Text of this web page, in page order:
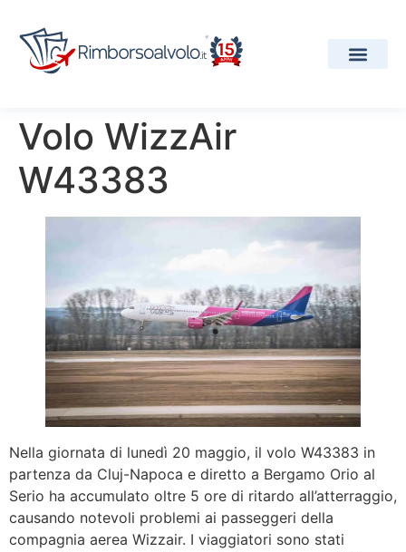
Volo WizzAir
W43383
Nella giornata di lunedì 20 maggio, il volo W43383 in
partenza da Cluj-Napoca e diretto a Bergamo Orio al
Serio ha accumulato oltre 5 ore di ritardo all’atterraggio,
causando notevoli problemi ai passeggeri della
compagnia aerea Wizzair. I viaggiatori sono stati